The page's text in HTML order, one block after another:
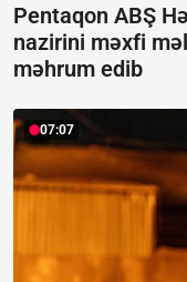
Pentaqon ABŞ
nazirini məxfi
məhrum edib
07:07